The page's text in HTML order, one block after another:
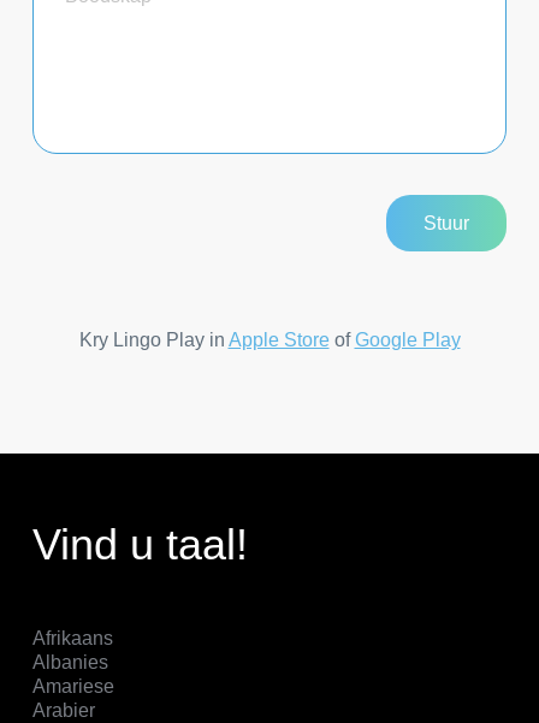
Kry Lingo Play in Apple StoreofGoogle Play
Vind u taal!
Afrikaans
Albanies
Amariese
Arabier